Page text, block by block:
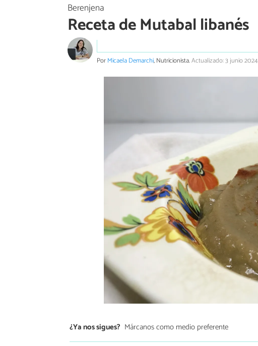
Berenjena
Receta de Mutabal libanés
PorMicaela Demarchi, Nutricionista.Actualizado: 3 junio 2024
¿Ya nos sigues? Márcanos como medio preferente